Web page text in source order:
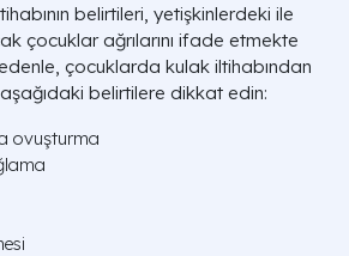
belirtileri, yetişkinlerdeki ile
çocuklar ağrılarını ifade etmekte
çocuklarda kulak iltihabından
belirtilere dikkat edin:
ovuşturma